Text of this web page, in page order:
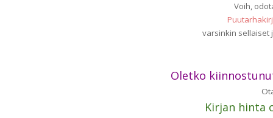
Voih,
varsinkin sellaiset
Oletko
Kirjan hinta